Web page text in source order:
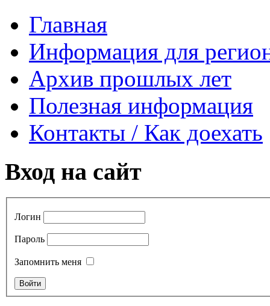
Главная
Информация для
Архив прошлых лет
Полезная информация
Контакты / Как доехать
Вход на сайт
Логин
Пароль
Запомнить меня